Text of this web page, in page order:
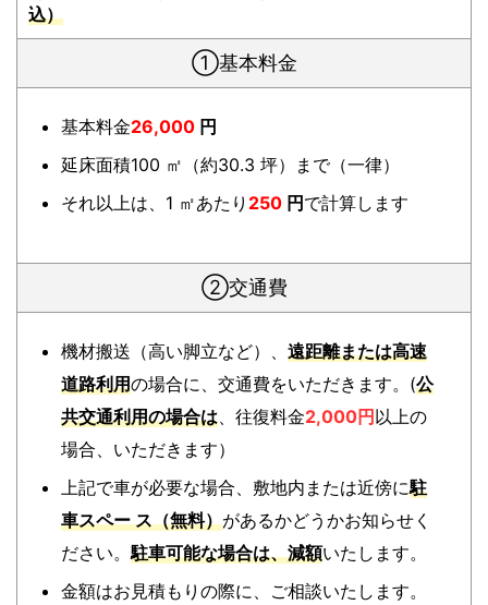
込）
①基本料金
基本料金26,000 円
延床面積100 ㎡（約30.3 坪）まで（一律）
それ以上は、1 ㎡あたり 250 円で計算します
②交通費
機材搬送（高い脚立など）、 遠距離または高速
道路利用の場合に、交通費をいただきます。(公
共交通利用の場合は 、往復料金2,000円以上の
場合、いただきます）
上記で車が必要な場合、敷地内または近傍に駐
車スペー ス（無料）があるかどうかお知らせく
ださい。 駐車可能な場合は、減額いたします。
金額はお見積もりの際に、ご相談いたします。